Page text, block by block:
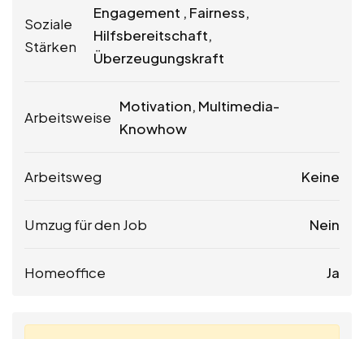
Soziale
Stärken
Engagement , Fairness,
Hilfsbereitschaft,
Überzeugungskraft
Arbeitsweise
Motivation, Multimedia-
Knowhow
Arbeitsweg Keine
Umzug für den Job Nein
Homeoffice Ja